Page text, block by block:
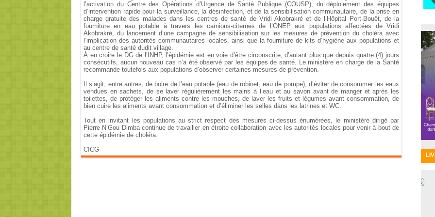
l’activation du Centre des Opérations d’Urgence de Santé Publique (COUSP), du déploiement des équipes
d’intervention rapide pour la surveillance, la désinfection, et de la sensibilisation communautaire, de la prise en
charge gratuite des malades dans les centres de santé de Vridi Akobrakré et de l’Hôpital Port-Bouët, de la
fourniture en eau potable à travers les camions-citernes de l’ONEP aux populations affectées de Vridi
Akobrakré, du lancement d’une campagne de sensibilisation sur les mesures de prévention du choléra avec
l’implication des autorités communautaires locales, ainsi que la fourniture de kits d’hygiène aux populations et
au centre de santé dudit village.
À en croire le DG de l’INHP, l’épidémie est en voie d’être circonscrite, d’autant plus que depuis quatre (4) jours
consécutifs, aucun nouveau cas n’a été observé par les équipes de santé. Le ministère en charge de la Santé
recommande toutefois aux populations d’observer certaines mesures de prévention.
Il s’agit, entre autres, de boire de l’eau potable (eau de robinet, eau de pompe), d’éviter de consommer les eaux
vendues en sachets, de se laver régulièrement les mains à l’eau et au savon avant de manger et après les
toilettes, de protéger les aliments contre les mouches, de laver les fruits et légumes avant consommation, de
bien cuire les aliments avant consommation et d’éliminer les selles dans les latrines et WC.
Tout en invitant les populations au strict respect des mesures ci-dessus énumérées, le ministère dirigé par
Pierre N’Gou Dimba continue de travailler en étroite collaboration avec les autorités locales pour venir à bout de
cette épidémie de choléra.
CICG